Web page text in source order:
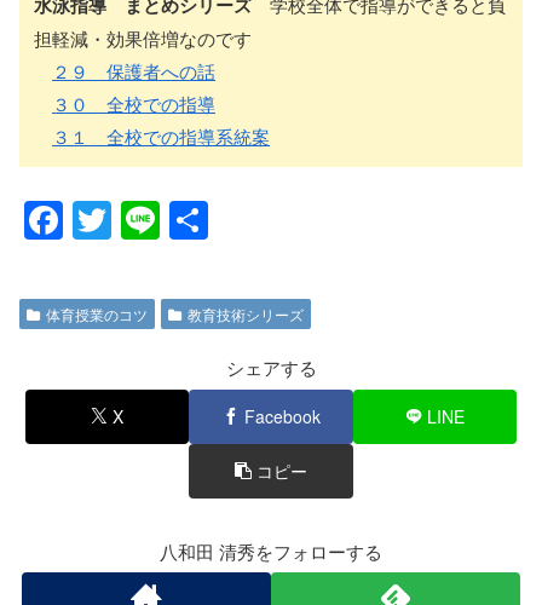
担軽減・効果倍増なのです
２９ 保護者への話
３０ 全校での指導
３１ 全校での指導系統案
F
c
e
b
o
T
tt
er
Li
e
体育授業のコツ 教育技術シリーズ
シェアする
X Facebook LINE
コピー
八和田 清秀をフォローする